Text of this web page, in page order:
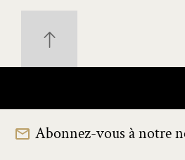
Abonnez-vous à notre